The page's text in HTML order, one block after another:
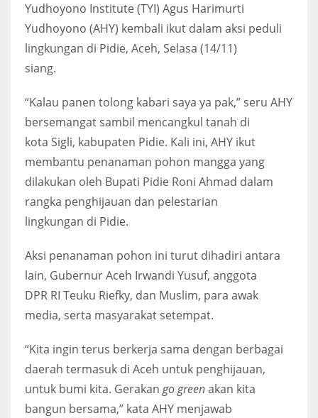
Yudhoyono Institute (TYI) Agus Harimurti
Yudhoyono (AHY) kembali ikut dalam aksi peduli
lingkungan di Pidie, Aceh, Selasa (14/11)
siang.
“Kalau panen tolong kabari saya ya pak,” seru AHY
bersemangat sambil mencangkul tanah di
kota Sigli, kabupaten Pidie. Kali ini, AHY ikut
membantu penanaman pohon mangga yang
dilakukan oleh Bupati Pidie Roni Ahmad dalam
rangka penghijauan dan pelestarian
lingkungan di Pidie.
Aksi penanaman pohon ini turut dihadiri antara
lain, Gubernur Aceh Irwandi Yusuf, anggota
DPR RI Teuku Riefky, dan Muslim, para awak
media, serta masyarakat setempat.
“Kita ingin terus berkerja sama dengan berbagai
daerah termasuk di Aceh untuk penghijauan,
untuk bumi kita. Gerakan go greenakan kita
bangun bersama,” kata AHY menjawab